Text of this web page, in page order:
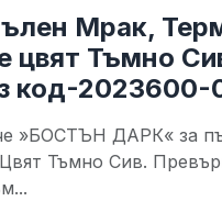
Мрак,
Тъмно
код-2023600-
»БОСТЪН ДАРК« за
Тъмно Сив.